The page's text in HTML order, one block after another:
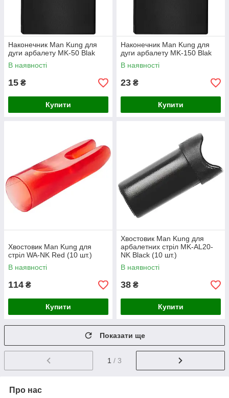
Наконечник Man Kung для
дуги арбалету MK-50 Blak
В наявності
15 ₴
Купити
Наконечник Man Kung для
дуги арбалету MK-150 Blak
В наявності
23 ₴
Купити
Хвостовик Man Kung для
стріл WA-NK Red (10 шт.)
В наявності
114 ₴
Купити
Хвостовик Man Kung для
арбалетних стріл MK-AL20-
NK Black (10 шт.)
В наявності
38 ₴
Купити
Показати ще
1 / 3
Про нас